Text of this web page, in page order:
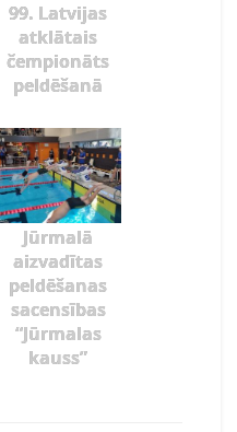
99. Latvijas
atklātais
čempionāts
peldēšanā
Jūrmalā
aizvadītas
peldēšanas
sacensības
“Jūrmalas
kauss”